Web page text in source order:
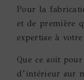
Pour la
et de première
expertise à
Que ce soit
d’intérieur sur